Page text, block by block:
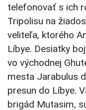
telefonovať s ich
Tripolisu na
veliteľa, ktorého
Líbye. Desiatky
vo východnej
mesta Jarabulus
presun do Líbye.
brigád Mutasim,